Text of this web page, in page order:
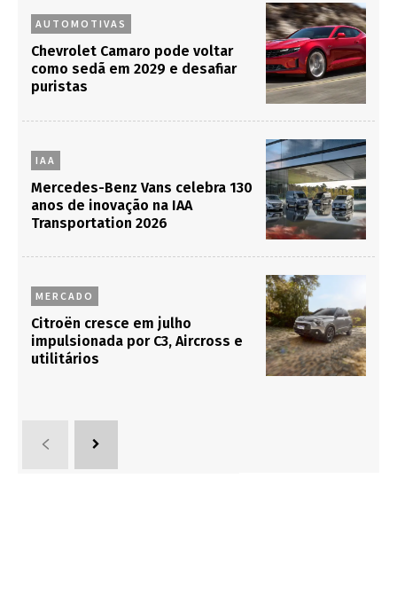
AUTOMOTIVAS
Chevrolet Camaro pode voltar
como sedã em 2029 e desafiar
puristas
IAA
Mercedes-Benz Vans celebra 130
anos de inovação na IAA
Transportation 2026
MERCADO
Citroën cresce em julho
impulsionada por C3, Aircross e
utilitários